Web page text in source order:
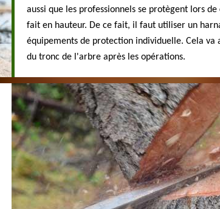
aussi que les professionnels se protègent lors
fait en hauteur. De ce fait, il faut utiliser un
équipements de protection individuelle. Cela va
du tronc de l'arbre après les opérations.